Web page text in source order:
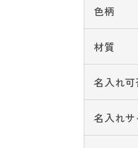
色柄
材質
名入れ
名入れ